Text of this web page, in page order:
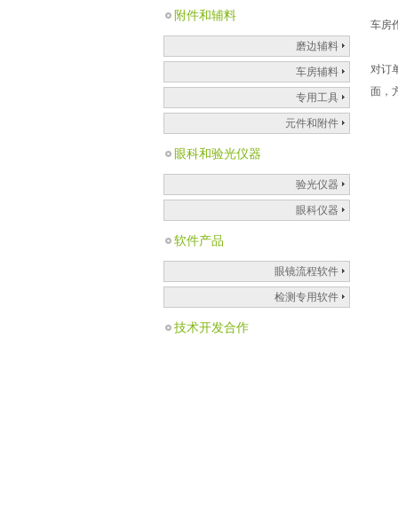
附件和辅料
磨边辅料
车房辅料
专用工具
元件和附件
眼科和验光仪器
验光仪器
眼科仪器
软件产品
眼镜流程软件
检测专用软件
技术开发合作
车房
对订
面，